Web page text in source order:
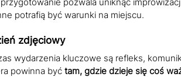
potrafią być warunki na miejscu.
zdjęciowy
wydarzenia kluczowe są refleks,
powinna być tam, gdzie dzieje się coś